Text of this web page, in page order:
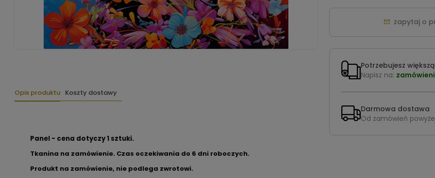
Opis produktu Koszty dostawy
Panel - cena dotyczy 1 sztuki.
Tkanina na zamówienie. Czas oczekiwania do 6 dni roboczych.
Produkt na zamówienie, nie podlega zwrotowi.
zapytaj o
Potrzebujesz
Napisz na:
Darmowa dostawa
Od zamówień